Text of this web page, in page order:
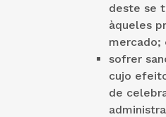
deste se
àqueles
mercado;
sofrer
cujo
de